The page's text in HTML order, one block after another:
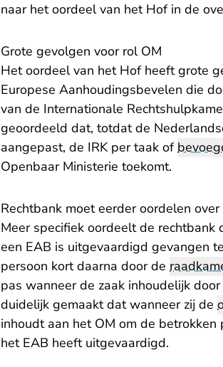
naar het oordeel van het Hof in de
Grote gevolgen voor rol OM
Het oordeel van het Hof heeft grote
Europese Aanhoudingsbevelen die
van de Internationale
geoordeeld dat, totdat de
aangepast, de IRK per taak of
Openbaar Ministerie toekomt.
​Rechtbank moet eerder oordelen
Meer specifiek oordeelt de
een EAB is uitgevaardigd gevangen
persoon kort daarna door de
pas wanneer de zaak inhoudelijk
duidelijk gemaakt dat wanneer zij de
inhoudt aan het OM om de
het EAB heeft uitgevaardigd.